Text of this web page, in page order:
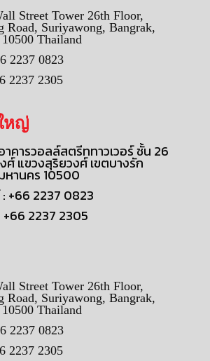
Street Tower 26th Floor,
Road, Suriyawong, Bangrak,
Thailand
2237 0823
2237 2305
หญ่
าคารวอลล์สตรีททาวเวอร์ ชั้น 26
ศ์ แขวงสุริยวงศ์ เขตบางรัก
หานคร 10500
+66 2237 0823
+66 2237 2305
Street Tower 26th Floor,
Road, Suriyawong, Bangrak,
Thailand
2237 0823
2237 2305